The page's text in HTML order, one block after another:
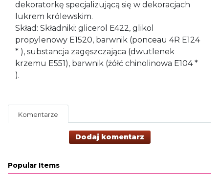
dekoratorkę specjalizującą się w dekoracjach
lukrem królewskim.
Skład: Składniki: glicerol E422, glikol
propylenowy E1520, barwnik (ponceau 4R E124
* ), substancja zagęszczająca (dwutlenek
krzemu E551), barwnik (żółć chinolinowa E104 *
).
Komentarze
Dodaj komentarz
Popular Items